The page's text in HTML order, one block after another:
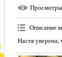
Просмотры
Описание
Настя уверена,